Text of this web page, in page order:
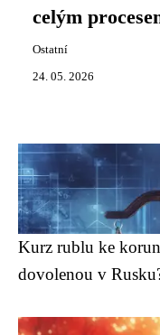
celým
Ostatní
24. 05. 2026
Kurz rublu ke
dovolenou v